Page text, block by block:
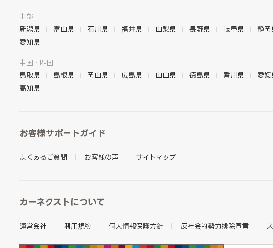
中部
新潟県
富山県 石川県 福井県 山梨県 長野県 岐阜県
静岡
愛知県
中国・四国
鳥取県
島根県 岡山県 広島県 山口県 徳島県 香川県
愛媛
高知県
お客様サポートガイド
よくあるご質問 お客様の声 サイトマップ
カーネクストについて
運営会社 利用規約 個人情報保護方針 反社会的勢力排除宣言